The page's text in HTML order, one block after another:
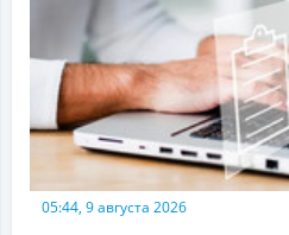
05:44, 9 августа 2026